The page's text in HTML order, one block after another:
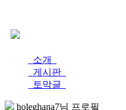
소개
게시판
토막글
holeghana7님 프로필